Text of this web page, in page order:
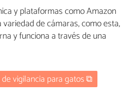
y plataformas como Amazon
de cámaras, como esta,
y funciona a través de una
vigilancia para gatos ⧉